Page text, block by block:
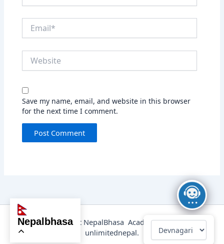
Save my name, email, and website in this browser
for the next time I comment.
@2025 Copyright NepalBhasa Academy Powered by
unlimitednepal.
nepalbhasa